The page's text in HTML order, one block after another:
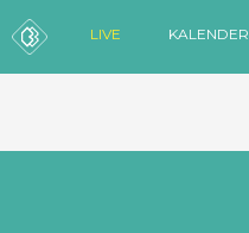
LIVE KALENDER